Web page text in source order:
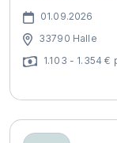
01.09.2026
33790 Halle
1.103 - 1.354 €